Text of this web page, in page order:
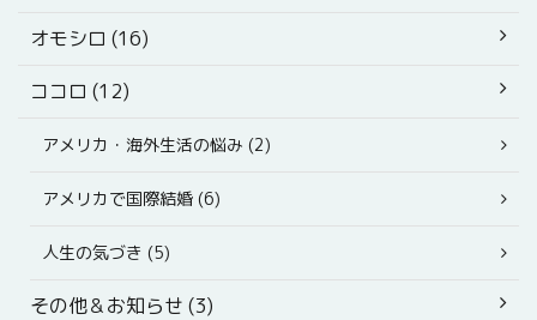
オモシロ (16)
ココロ (12)
アメリカ・海外生活の悩み (2)
アメリカで国際結婚 (6)
人生の気づき (5)
その他＆お知らせ (3)